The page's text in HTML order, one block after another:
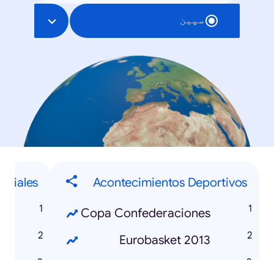
سپین
Acontecimientos Deportivos
Copa Confederaciones
Eurobasket 2013